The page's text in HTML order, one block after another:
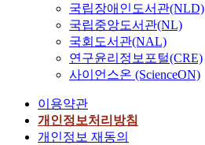
국립장애인도서관(NLD)
국립중앙도서관(NL)
국회도서관(NAL)
연구윤리정보포털(CRE)
사이언스온 (ScienceON)
이용약관
개인정보처리방침
개인정보 재동의